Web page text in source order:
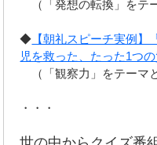
（「発想の転換」をテ
◆ 【朝礼スピーチ実例
児を救った、たった1つの
（「観察力」をテーマ
・・・